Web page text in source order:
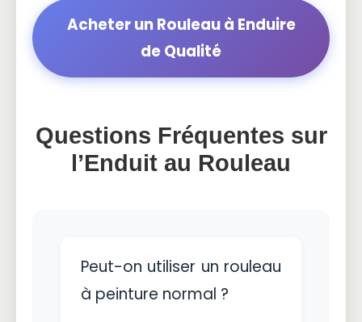
Acheter un Rouleau à Enduire
de Qualité
Questions Fréquentes sur
l’Enduit au Rouleau
Peut-on utiliser un rouleau
à peinture normal ?